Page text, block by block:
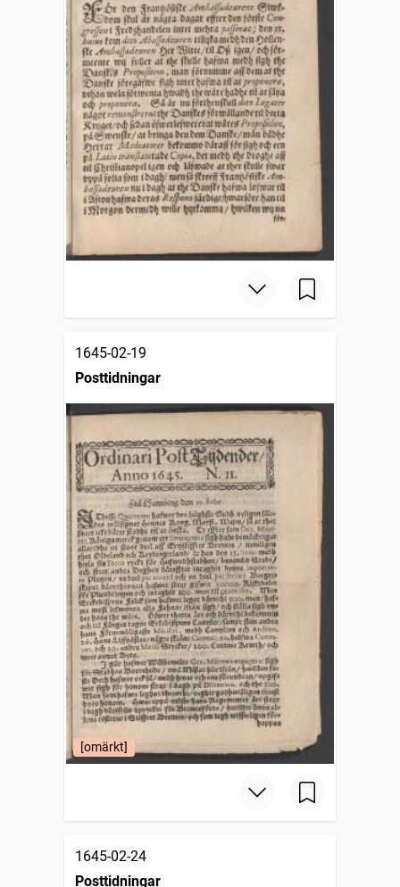
1645-02-19
Posttidningar
[omärkt]
1645-02-24
Posttidningar